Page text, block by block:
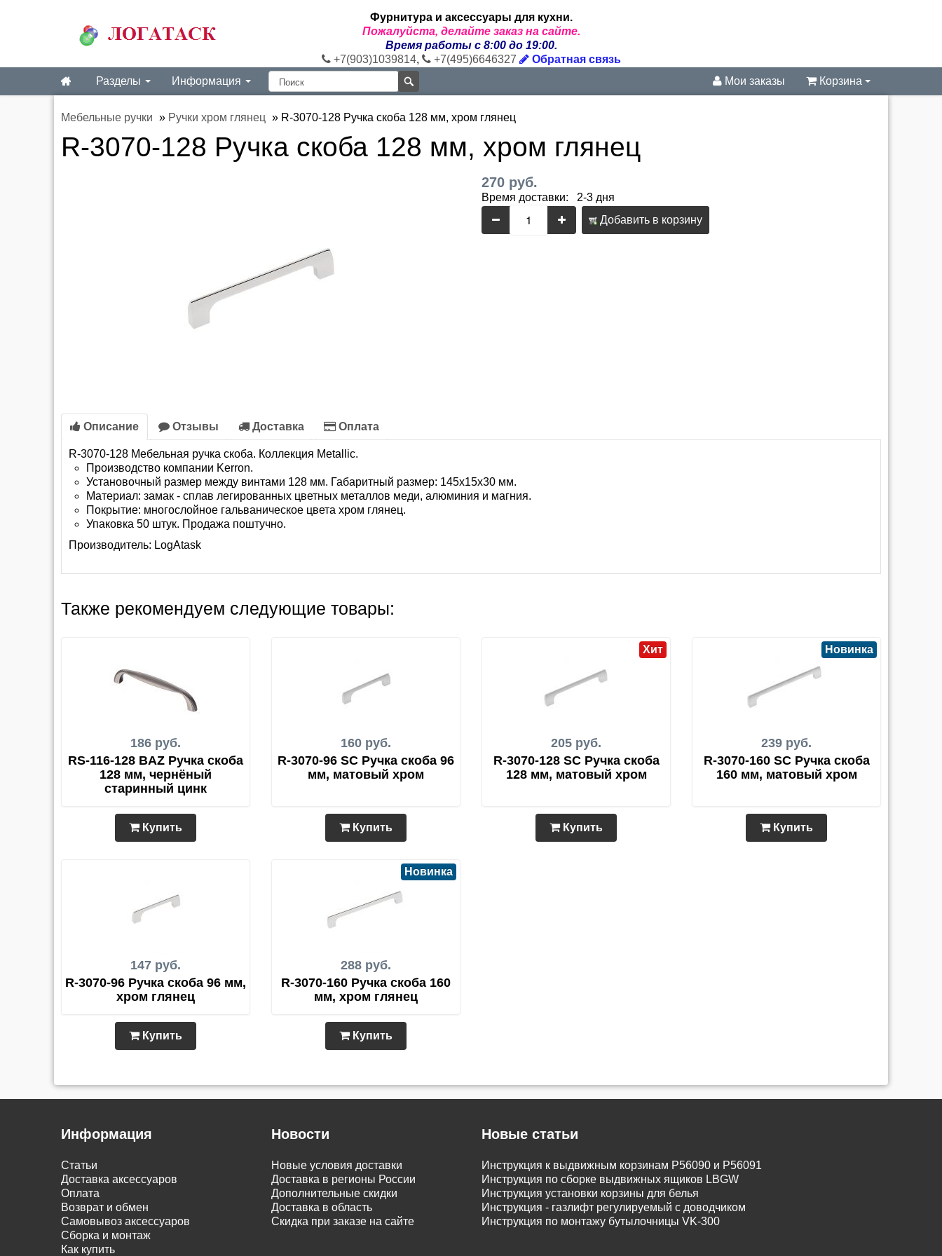
Фурнитура и аксессуары для кухни.
Пожалуйста, делайте заказ на сайте.
Время работы с 8:00 до 19:00.
+7(903)1039814, +7(495)6646327
Обратная связь
Разделы
Информация Мои заказы Корзина
Мебельные ручки » Ручки хром глянец » R-3070-128 Ручка скоба 128 мм, хром глянец
R-3070-128 Ручка скоба 128 мм, хром глянец
270 руб.
Время доставки: 2-3 дня
Добавить в корзину
Описание Отзывы Доставка Оплата
R-3070-128 Мебельная ручка скоба. Коллекция Metallic.
Производство компании Kerron.
Установочный размер между винтами 128 мм. Габаритный размер: 145х15х30 мм.
Материал: замак - сплав легированных цветных металлов меди, алюминия и магния.
Покрытие: многослойное гальваническое цвета хром глянец.
Упаковка 50 штук. Продажа поштучно.
Производитель: LogAtask
Также рекомендуем следующие товары:
186 руб.
RS-116-128 BAZ Ручка скоба
128 мм, чернёный
старинный цинк
Купить
160 руб.
R-3070-96 SC Ручка скоба 96
мм, матовый хром
Купить
205 руб.
Хит
R-3070-128 SC Ручка скоба
128 мм, матовый хром
Купить
239 руб.
Новинка
R-3070-160 SC Ручка скоба
160 мм, матовый хром
Купить
147 руб.
R-3070-96 Ручка скоба 96 мм,
хром глянец
Купить
288 руб.
Новинка
R-3070-160 Ручка скоба 160
мм, хром глянец
Купить
Информация
Статьи
Доставка аксессуаров
Оплата
Возврат и обмен
Самовывоз аксессуаров
Сборка и монтаж
Как купить
Новости
Новые условия доставки
Доставка в регионы России
Дополнительные скидки
Доставка в область
Скидка при заказе на сайте
Новые статьи
Инструкция к выдвижным корзинам P56090 и P56091
Инструкция по сборке выдвижных ящиков LBGW
Инструкция установки корзины для белья
Инструкция - газлифт регулируемый с доводчиком
Инструкция по монтажу бутылочницы VK-300